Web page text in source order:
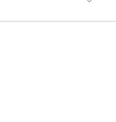
モットーとしている。